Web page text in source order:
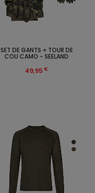
SET DE GANTS + TOUR DE
COU CAMO - SEELAND
49,95 €